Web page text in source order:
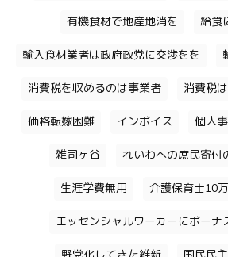
有機食材で地産地消を 給食
輸入食材業者は政府政党に交渉をを
消費税を収めるのは事業者 消費税
価格転嫁困難 インボイス 個人
雑司ヶ谷 れいわへの庶民寄付
生涯学費無用 介護保育士10
エッセンシャルワーカーにボーナ